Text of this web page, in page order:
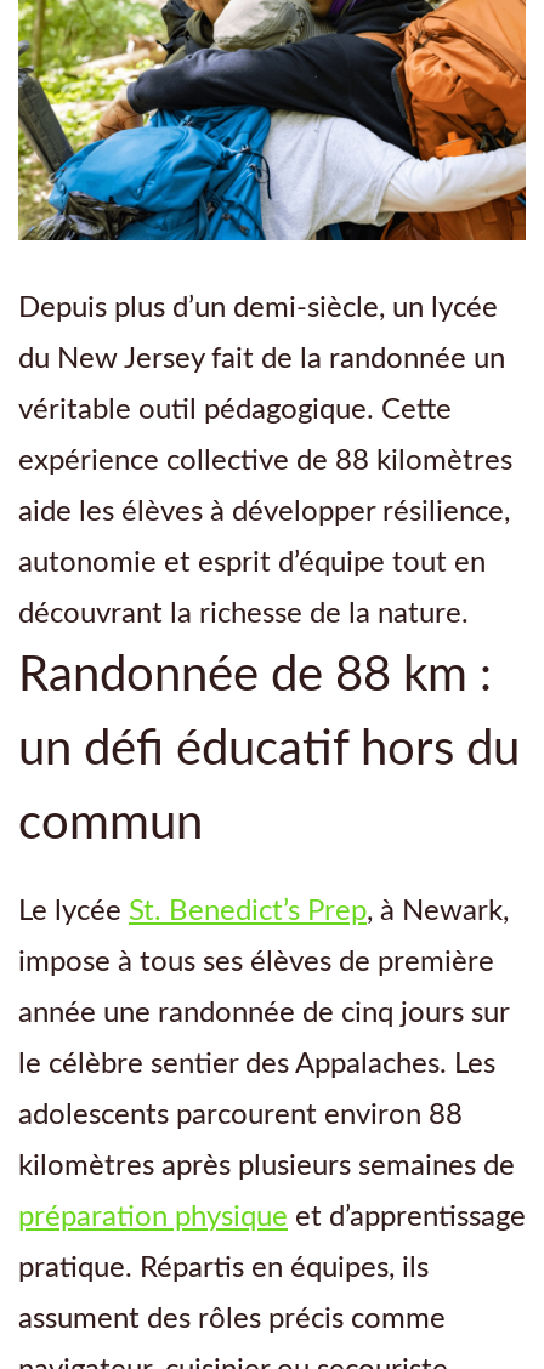
Depuis plus d’un demi-siècle, un lycée
du New Jersey fait de la randonnée un
véritable outil pédagogique. Cette
expérience collective de 88 kilomètres
aide les élèves à développer résilience,
autonomie et esprit d’équipe tout en
découvrant la richesse de la nature.
Randonnée de 88 km :
un défi éducatif hors du
commun
Le lycée St. Benedict’s Prep, à Newark,
impose à tous ses élèves de première
année une randonnée de cinq jours sur
le célèbre sentier des Appalaches. Les
adolescents parcourent environ 88
kilomètres après plusieurs semaines de
préparation physique et d’apprentissage
pratique. Répartis en équipes, ils
assument des rôles précis comme